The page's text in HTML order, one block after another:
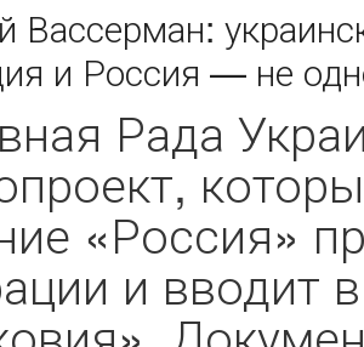
Вассерман:
и Россия — не
Рада
«Россия»
и вводит